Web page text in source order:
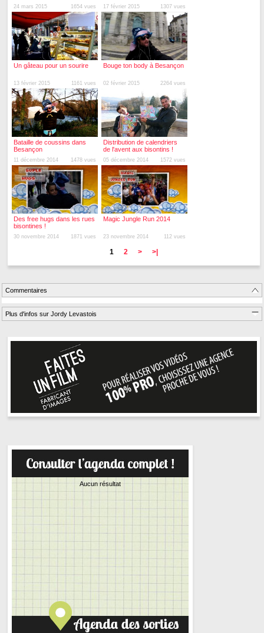
24 mars 2015 1654 vues 17 février 2015 1307 vues
Un gâteau pour un sourire
13 février 2015 1161 vues
Bouge ton body à Besançon
02 février 2015 2264 vues
Bataille de coussins dans
Besançon
11 décembre 2014 1478 vues
Distribution de calendriers
de l'avent aux bisontins !
05 décembre 2014 1572 vues
Des free hugs dans les rues
bisontines !
30 novembre 2014 1871 vues
Magic Jungle Run 2014
23 novembre 2014 112 vues
1 2 > >|
Commentaires
Plus d'infos sur Jordy Levastois
Aucun résultat